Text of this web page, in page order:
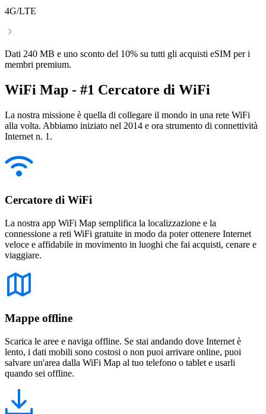
4G/LTE
Dati 240 MB e uno sconto del 10% su tutti gli acquisti eSIM per i
membri premium.
WiFi Map - #1 Cercatore di WiFi
La nostra missione è quella di collegare il mondo in una rete WiFi
alla volta. Abbiamo iniziato nel 2014 e ora strumento di connettività
Internet n. 1.
Cercatore di WiFi
La nostra app WiFi Map semplifica la localizzazione e la
connessione a reti WiFi gratuite in modo da poter ottenere Internet
veloce e affidabile in movimento in luoghi che fai acquisti, cenare e
viaggiare.
Mappe offline
Scarica le aree e naviga offline. Se stai andando dove Internet è
lento, i dati mobili sono costosi o non puoi arrivare online, puoi
salvare un'area dalla WiFi Map al tuo telefono o tablet e usarli
quando sei offline.